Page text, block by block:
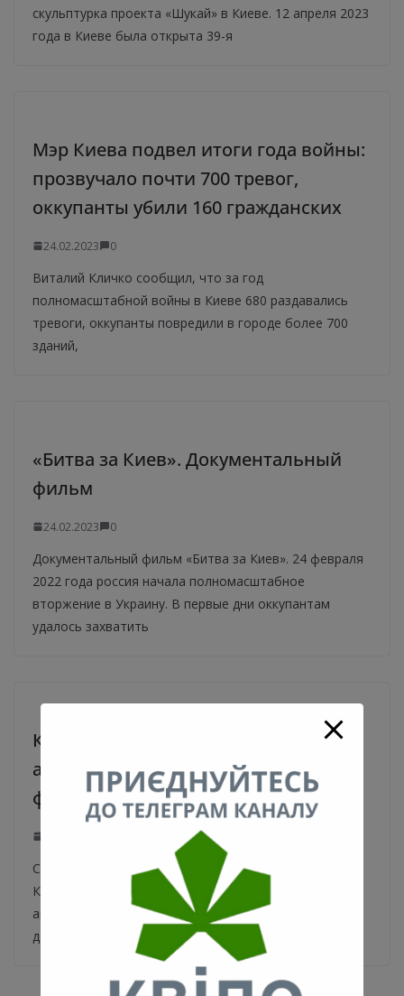
скульптурка проекта «Шукай» в Киеве. 12 апреля 2023
года в Киеве была открыта 39-я
Мэр Киева подвел итоги года войны:
прозвучало почти 700 тревог,
оккупанты убили 160 гражданских
24.02.2023 0
Виталий Кличко сообщил, что за год
полномасштабной войны в Киеве 680 раздавались
тревоги, оккупанты повредили в городе более 700
зданий,
«Битва за Киев». Документальный
фильм
24.02.2023 0
Документальный фильм «Битва за Киев». 24 февраля
2022 года россия начала полномасштабное
вторжение в Украину. В первые дни оккупантам
удалось захватить
Как выглядел один из первых
автомобилей в Киеве. Историческое
фото 1898 года
Старейшее, из известных, фото автомобиля на
Киевщине. Из исследования истории
автомобилизации нашей страны. Сегодня мы
демонстрируем самое старое из известных фото